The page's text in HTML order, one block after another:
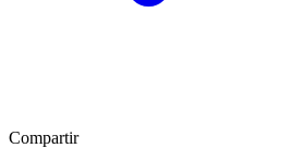
Compartir